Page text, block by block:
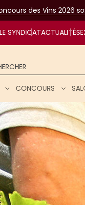
des Vins 2026
LE SYNDICATACTUALITÉS
vins
CONCOURS